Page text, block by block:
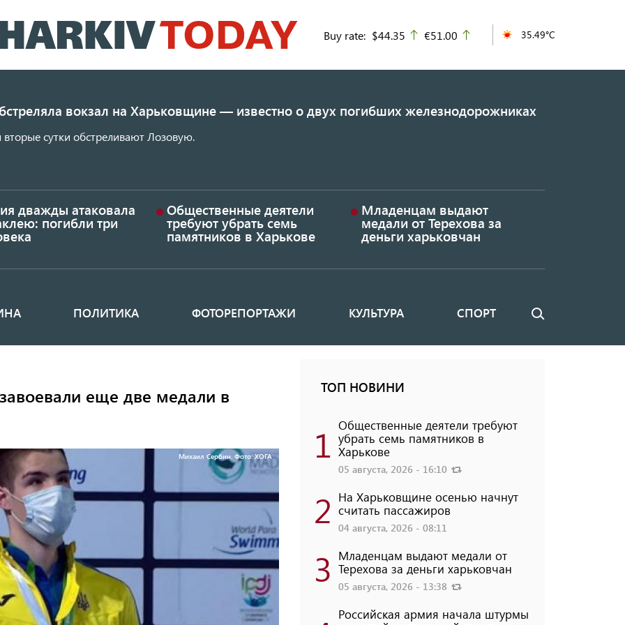
к
основному
Buy rate: $44.35 up
€51.00 35.49°C
вокзал на Харьковщине — известно о двух погибших железнодорожниках
сутки обстреливают Лозовую.
дважды атаковала
погибли три
Общественные деятели
требуют убрать семь
памятников в Харькове
Младенцам выдают
медали от Терехова за
деньги харьковчан
ПОЛИТИКА ФОТОРЕПОРТАЖИ КУЛЬТУРА СПОРТ Поиск
еще две медали в
Михаил Сербин. Фото: ХОГА
ТОП НОВИНИ
1 Общественные деятели требуют
убрать семь памятников в
Харькове
05 августа, 2026 - 16:10
2 На Харьковщине осенью начнут
считать пассажиров
04 августа, 2026 - 08:11
3 Младенцам выдают медали от
Терехова за деньги харьковчан
05 августа, 2026 - 13:38
Российская армия начала штурмы